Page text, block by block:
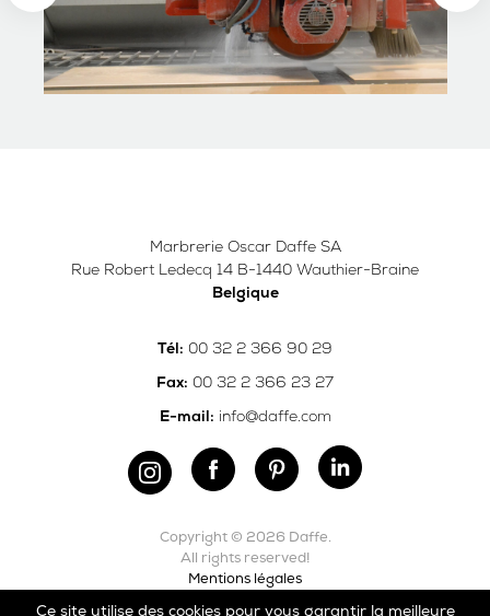
Marbrerie Oscar Daffe SA
Rue Robert Ledecq 14 B-1440 Wauthier-Braine
Belgique
Tél: 00 32 2 366 90 29
Fax: 00 32 2 366 23 27
E-mail: info@daffe.com
Copyright © 2026 Daffe.
All rights reserved!
Mentions légales
Carefully crafted byErgonomic
Ce site utilise des cookies pour vous garantir la meilleure